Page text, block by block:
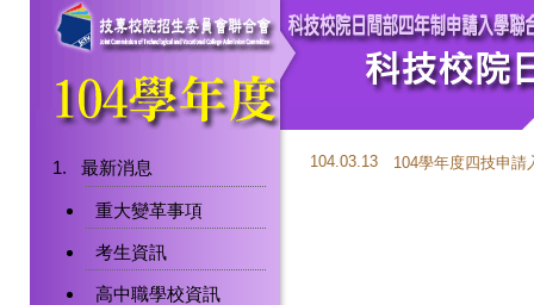
最新消息
重大變革事項
考生資訊
高中職學校資訊
104.03.13 104學年度四技申